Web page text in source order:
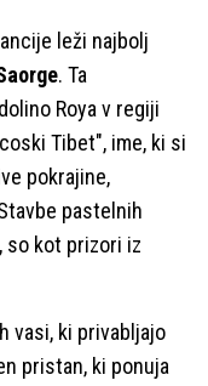
leži najbolj
. Ta
Roya v regiji
Tibet", ime, ki si
pokrajine,
pastelnih
so kot prizori iz
vasi, ki privabljajo
pristan, ki ponuja